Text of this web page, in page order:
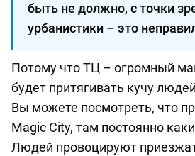
быть не должно, с точки
урбанистики – это
Потому что ТЦ – огромный
будет притягивать кучу
Вы можете посмотреть, что
Magic City, там постоянно
Людей провоцируют